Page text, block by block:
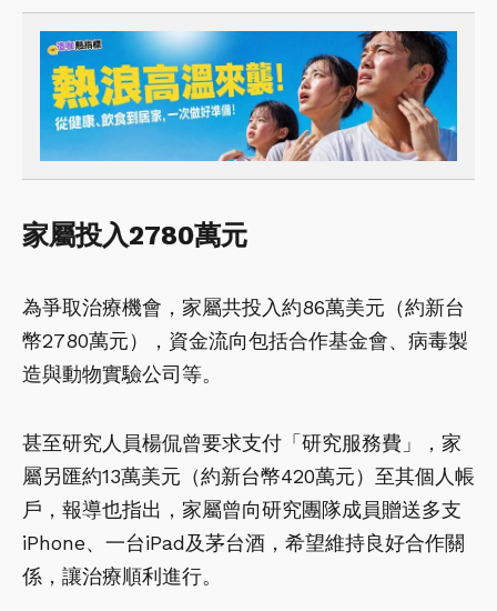
家屬投入2780萬元
為爭取治療機會，家屬共投入約86萬美元（約新台
幣2780萬元），資金流向包括合作基金會、病毒製
造與動物實驗公司等。
甚至研究人員楊侃曾要求支付「研究服務費」，家
屬另匯約13萬美元（約新台幣420萬元）至其個人帳
戶，報導也指出，家屬曾向研究團隊成員贈送多支
iPhone、一台iPad及茅台酒，希望維持良好合作關
係，讓治療順利進行。